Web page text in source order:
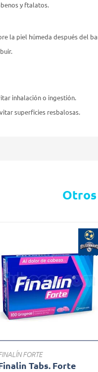
y ftalatos.
la piel húmeda después del
inhalación o ingestión.
superficies resbalosas.
FORTE
Tabs. Forte